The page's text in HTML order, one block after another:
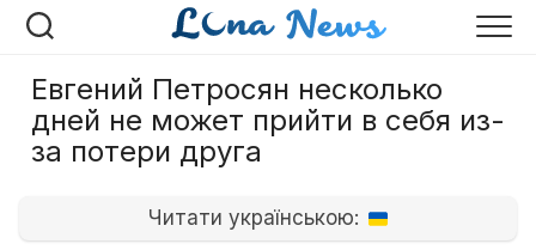
Перейти
Евгений Петросян несколько
дней не может прийти в себя из-
за потери друга
Читати українською: